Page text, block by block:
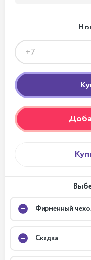
Фирменный
Скидка